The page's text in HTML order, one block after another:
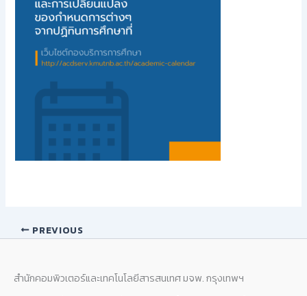
PREVIOUS
สำนักคอมพิวเตอร์และเทคโนโลยีสารสนเทศ มจพ. กรุงเทพฯ